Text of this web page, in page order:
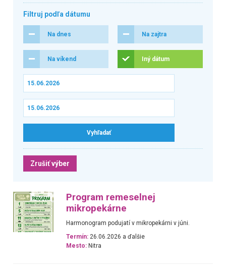
Filtruj podľa dátumu
Na dnes Na zajtra
Na víkend Iný dátum
Zrušiť výber
Program remeselnej
mikropekárne
Harmonogram podujatí v mikropekárni v júni.
Termín: 26.06.2026 a ďalšie
Mesto: Nitra